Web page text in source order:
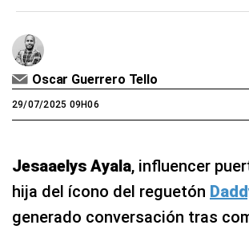
Oscar Guerrero Tello
29/07/2025 09H06
Jesaaelys Ayala, influencer
hija del ícono del reguetón
generado conversación tras